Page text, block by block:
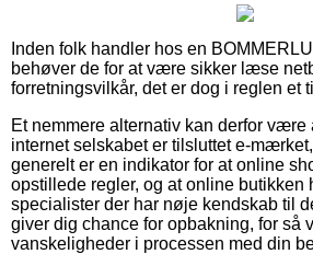
Inden folk handler hos en
behøver de for at være sikker læse
forretningsvilkår, det er dog i reglen et
Et nemmere alternativ kan derfor
internet selskabet er tilsluttet e-
generelt er en indikator for at online
opstillede regler, og at online butikken
specialister der har nøje kendskab til
giver dig chance for opbakning, for så
vanskeligheder i processen med din